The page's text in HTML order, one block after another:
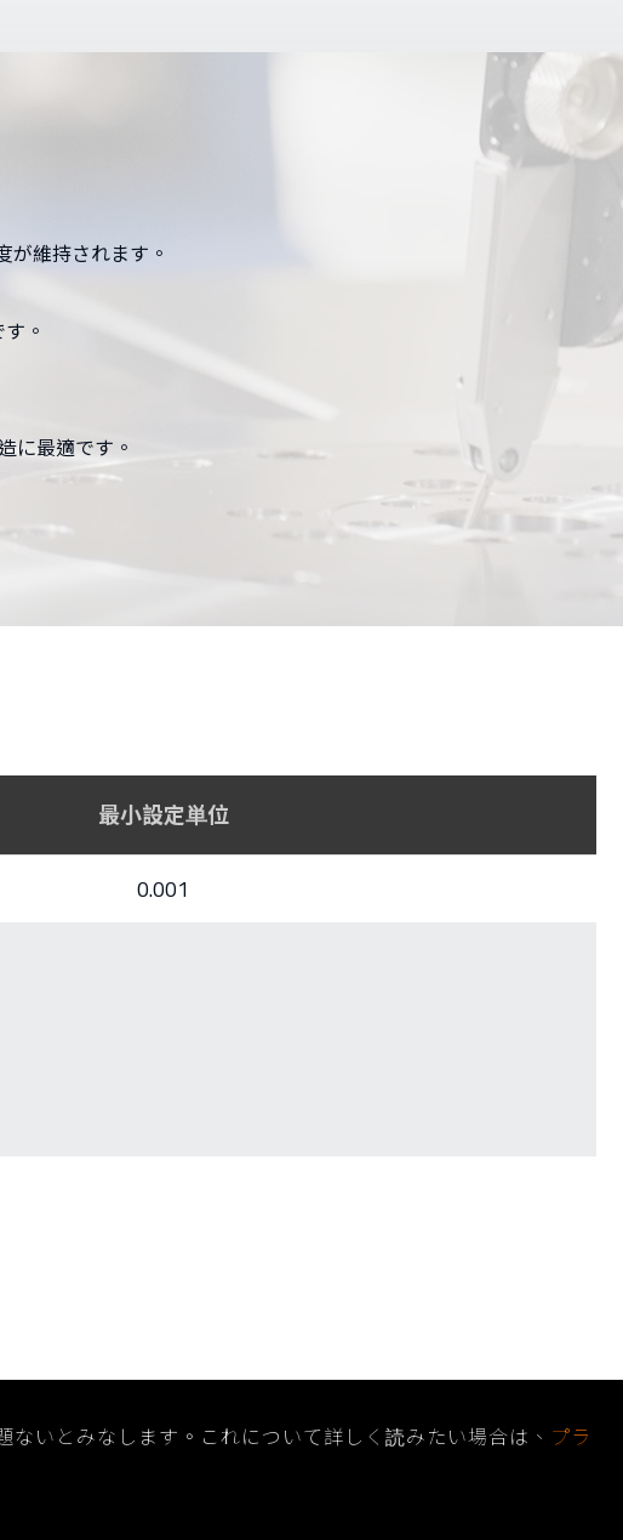
が維持されます。
。
に最適です。
最小設定単位
0.001
お問い合わせ お問い合わせリスト 使用&免責事項
いとみなします。これについて詳しく読みたい場合は、 プラ